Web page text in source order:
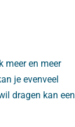
meer en meer
je evenveel
dragen kan een